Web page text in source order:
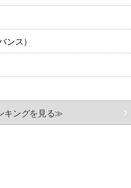
ス）
キングを見る≫